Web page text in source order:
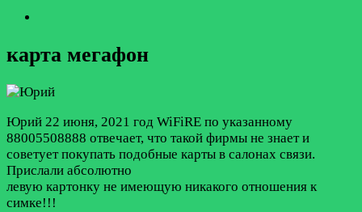
карта мегафон
Юрий 22 июня, 2021 год WiFiRE по указанному
88005508888 отвечает, что такой фирмы не знает и
советует покупать подобные карты в салонах связи.
Прислали абсолютно
левую картонку не имеющую никакого отношения к
симке!!!